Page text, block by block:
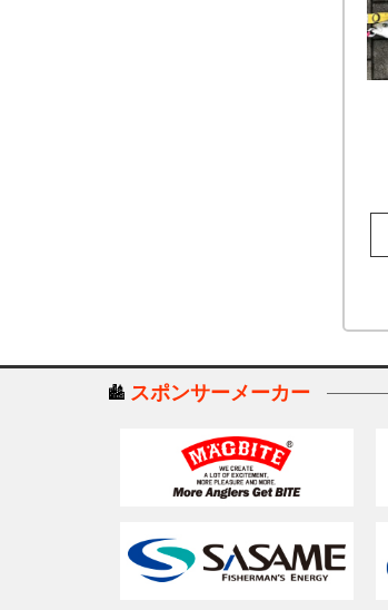
スポンサーメーカー